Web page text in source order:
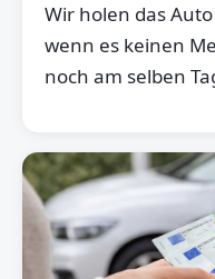
Wir holen das
wenn es keinen
noch am selben